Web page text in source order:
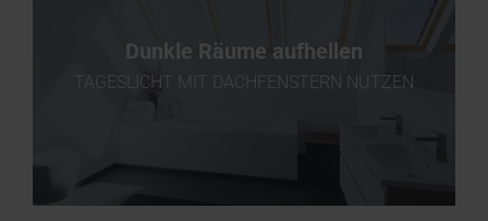
Dunkle Räume aufhellen
TAGESLICHT MIT DACHFENSTERN NUTZEN